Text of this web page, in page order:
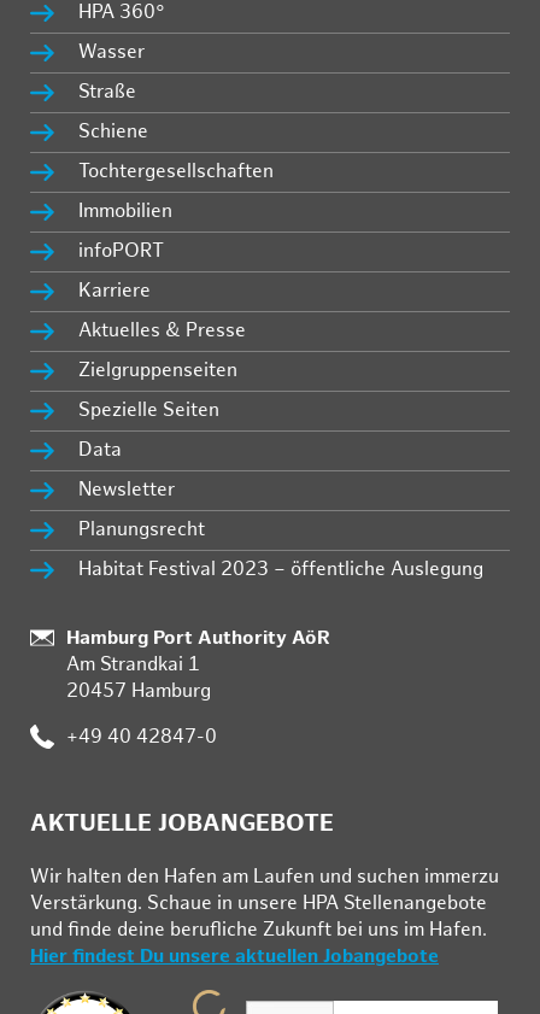
HPA 360°
Wasser
Straße
Schiene
Tochtergesellschaften
Immobilien
infoPORT
Karriere
Aktuelles & Presse
Zielgruppenseiten
Spezielle Seiten
Data
Newsletter
Planungsrecht
Habitat Festival 2023 – öffentliche Auslegung
:
Hamburg Port Authority AöR
Am Strandkai 1
20457 Hamburg
: +49 40 42847-0
AKTUELLE JOBANGEBOTE
Wir hal­ten den Ha­fen am Lau­fen und su­chen im­mer­zu
Ver­stär­kung. Schau­e in un­se­re HPA Stel­len­an­ge­bo­te
und fin­de deine be­ruf­li­che Zu­kunft bei uns im Ha­fen.
Hier findest Du unsere aktuellen Jobangebote